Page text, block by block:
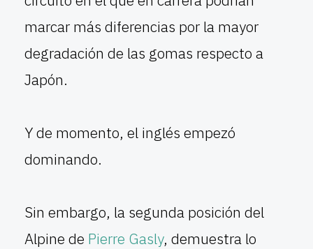
marcar más diferencias por la mayor
degradación de las gomas respecto a
Japón.
Y de momento, el inglés empezó
dominando.
Sin embargo, la segunda posición del
Alpine de Pierre Gasly, demuestra lo